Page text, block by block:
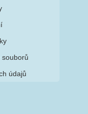
údajů